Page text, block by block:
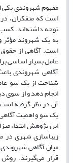
مفهوم شهروندی یکی
است که متفکران، در
توجه داشته‌اند.
به یک شهروند مؤثر
است. آگاهی از حقوق
عامل بسیار اساسی
آگاهی شهروندی
شناخت از یک سو
انجام دهد و از سوی
آن در نظر گرفته
یک سو و اهمیت
این پژوهش ابتدا،
میان آگاهی
قرار می‌گیرند. روش